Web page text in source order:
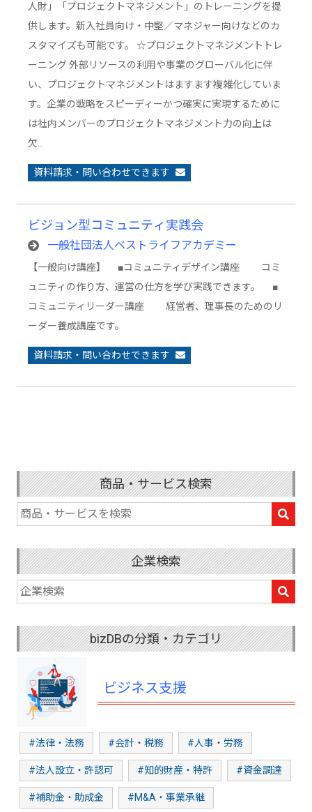
人財」「プロジェクトマネジメント」のトレーニングを提
供します。新入社員向け・中堅／マネジャー向けなどのカ
スタマイズも可能です。 ☆プロジェクトマネジメントトレ
ーニング 外部リソースの利用や事業のグローバル化に伴
い、プロジェクトマネジメントはますます複雑化していま
す。企業の戦略をスピーディーかつ確実に実現するために
は社内メンバーのプロジェクトマネジメント力の向上は
欠…
資料請求・問い合わせできます
ビジョン型コミュニティ実践会
一般社団法人ベストライフアカデミー
【一般向け講座】 ■コミュニティデザイン講座 コミ
ュニティの作り方、運営の仕方を学び実践できます。 ■
コミュニティリーダー講座 経営者、理事長のためのリ
ーダー養成講座です。
資料請求・問い合わせできます
商品・サービス検索
企業検索
bizDBの分類・カテゴリ
ビジネス支援
#法律・法務 #会計・税務 #人事・労務
#法人設立・許認可 #知的財産・特許 #資金調達
#補助金・助成金 #M&A・事業承継